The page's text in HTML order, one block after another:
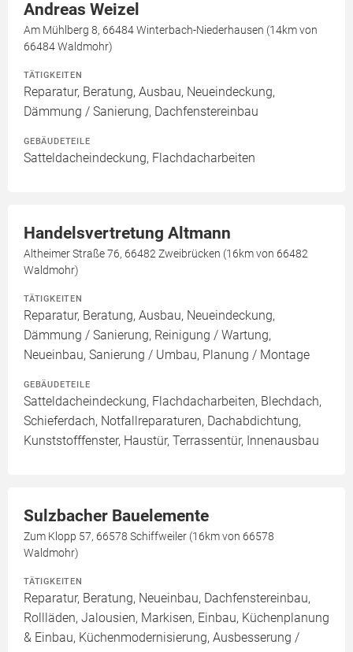
Andreas Weizel
Am Mühlberg 8, 66484 Winterbach-Niederhausen (14km von
66484 Waldmohr)
TÄTIGKEITEN
Reparatur, Beratung, Ausbau, Neueindeckung,
Dämmung / Sanierung, Dachfenstereinbau
GEBÄUDETEILE
Satteldacheindeckung, Flachdacharbeiten
Handelsvertretung Altmann
Altheimer Straße 76, 66482 Zweibrücken (16km von 66482
Waldmohr)
TÄTIGKEITEN
Reparatur, Beratung, Ausbau, Neueindeckung,
Dämmung / Sanierung, Reinigung / Wartung,
Neueinbau, Sanierung / Umbau, Planung / Montage
GEBÄUDETEILE
Satteldacheindeckung, Flachdacharbeiten, Blechdach,
Schieferdach, Notfallreparaturen, Dachabdichtung,
Kunststofffenster, Haustür, Terrassentür, Innenausbau
Sulzbacher Bauelemente
Zum Klopp 57, 66578 Schiffweiler (16km von 66578
Waldmohr)
TÄTIGKEITEN
Reparatur, Beratung, Neueinbau, Dachfenstereinbau,
Rollläden, Jalousien, Markisen, Einbau, Küchenplanung
& Einbau, Küchenmodernisierung, Ausbesserung /